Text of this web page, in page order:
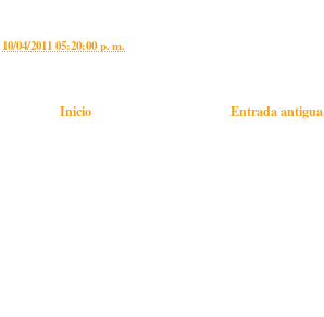
10/04/2011 05:20:00 p. m.
Entrada antigua
Inicio